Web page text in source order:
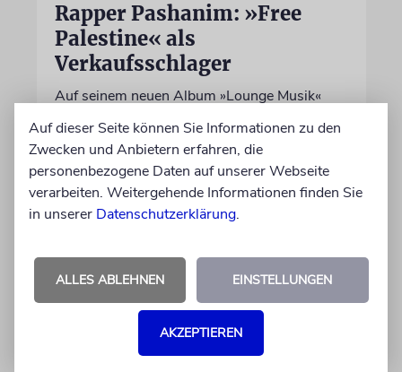
Rapper Pashanim: »Free
Palestine« als
Verkaufsschlager
Auf seinem neuen Album »Lounge Musik«
wiederholt über den Israel-Palästina-Konflikt –
Kokettieren mit dem palästinensischen
Terrorismus inklusive
07.08.2026
Auf dieser Seite können Sie Informationen zu den
Zwecken und Anbietern erfahren, die
personenbezogene Daten auf unserer Webseite
verarbeiten. Weitergehende Informationen finden Sie
in unserer Datenschutzerklärung.
ALLES ABLEHNEN EINSTELLUNGEN
AKZEPTIEREN